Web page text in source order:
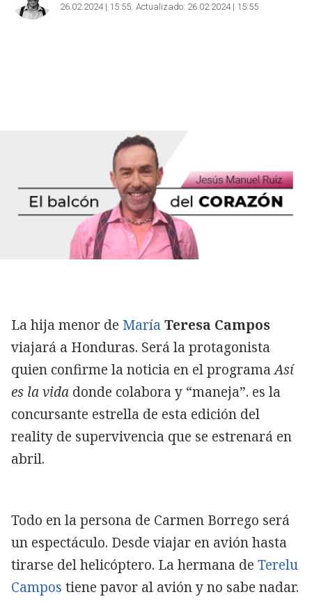
26.02.2024 | 15:55 Actualizado: 26.02.2024 | 15:55
La hija menor de María Teresa Campos
viajará a Honduras. Será la protagonista
quien confirme la noticia en el programaAsí
es la vida donde colabora y “maneja”. es la
concursante estrella de esta edición del
reality de supervivencia que se estrenará en
abril.
Todo en la persona de Carmen Borrego será
un espectáculo. Desde viajar en avión hasta
tirarse del helicóptero. La hermana de Terelu
Campos tiene pavor al avión y no sabe nadar.